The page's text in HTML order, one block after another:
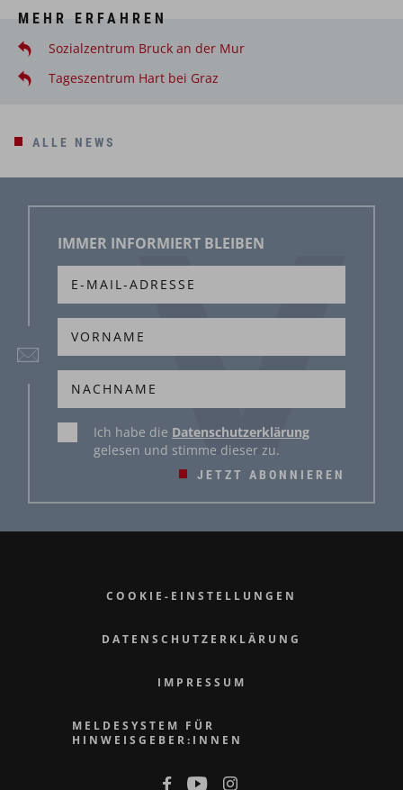
MEHR ERFAHREN
Sozialzentrum Bruck an der Mur
Tageszentrum Hart bei Graz
ALLE NEWS
IMMER INFORMIERT BLEIBEN
JETZT ABONNIEREN
Ich habe die Datenschutzerklärung
gelesen und stimme dieser zu.
COOKIE-EINSTELLUNGEN
DATENSCHUTZERKLÄRUNG
IMPRESSUM
MELDESYSTEM FÜR
HINWEISGEBER:INNEN